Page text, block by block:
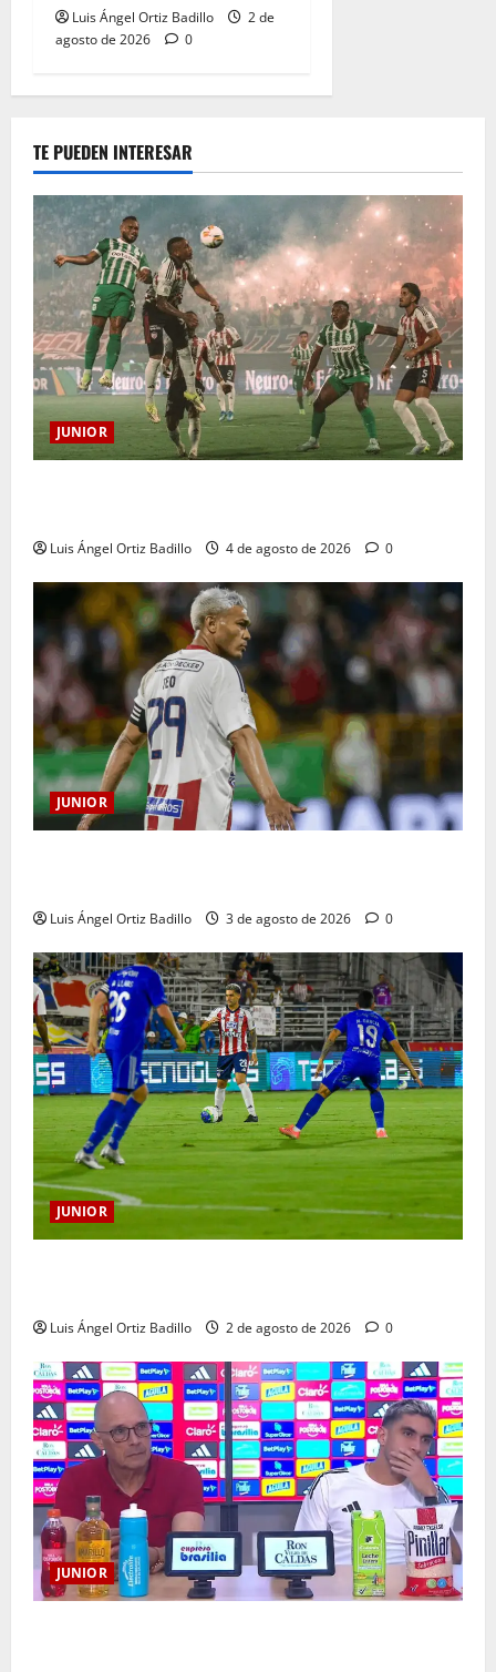
Luis Ángel Ortiz Badillo
2 de
agosto de 2026
0
TE PUEDEN INTERESAR
JUNIOR
Luis Ángel Ortiz Badillo 4 de agosto de 2026 0
JUNIOR
Luis Ángel Ortiz Badillo 3 de agosto de 2026 0
JUNIOR
Luis Ángel Ortiz Badillo 2 de agosto de 2026 0
JUNIOR